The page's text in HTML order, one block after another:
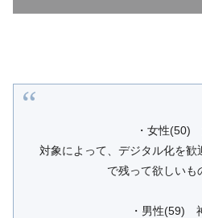
・女性(50)
対象によって、デジタル化を
で残って欲しいも
・男性(59)